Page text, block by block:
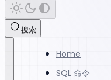
搜索
Home
SQL 命令